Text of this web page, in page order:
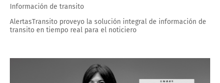
Información de transito
AlertasTransito proveyo la solución integral de información de
transito en tiempo real para el noticiero